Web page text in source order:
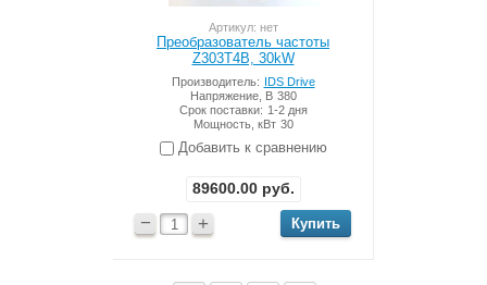
Артикул: нет
Преобразователь частоты
Z303T4B, 30kW
Производитель:
IDS Drive
Напряжение, В 380
Срок поставки: 1-2 дня
Мощность, кВт 30
Добавить к сравнению
89600.00руб.
− +